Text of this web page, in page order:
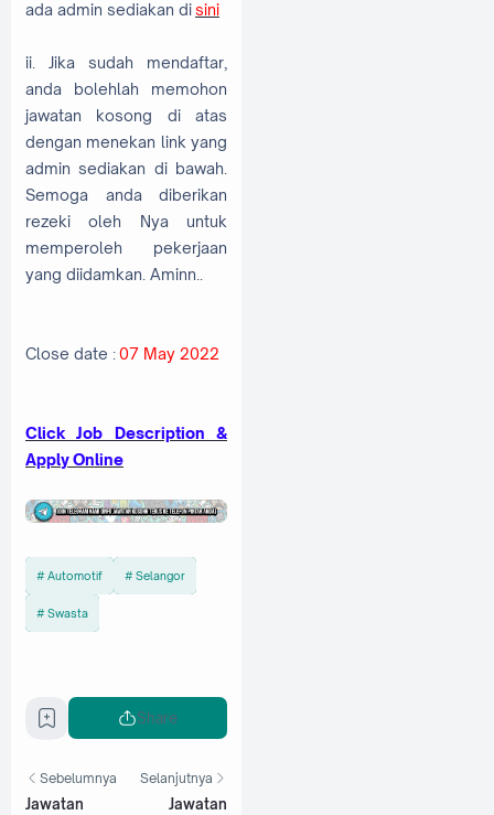
ada admin sediakan disini
ii. Jika sudah mendaftar,
anda bolehlah memohon
jawatan kosong di atas
dengan menekan link yang
admin sediakan di bawah.
Semoga anda diberikan
rezeki oleh Nya untuk
memperoleh pekerjaan
yang diidamkan. Aminn..
Close date :07 May 2022
Click Job Description &
ApplyOnline
Automotif Selangor
Swasta
Share
Sebelumnya
Jawatan
Selanjutnya
Jawatan